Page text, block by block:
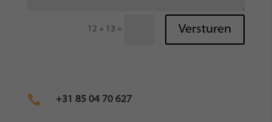
12 + 13 = Versturen
 +31 85 04 70 627